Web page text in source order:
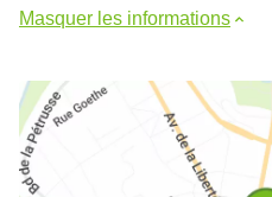
Masquer les informations